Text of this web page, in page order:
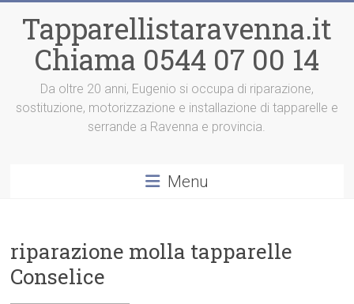
contenuto
Tapparellistaravenna.it
Chiama 0544 07 00 14
Da oltre 20 anni, Eugenio si occupa di riparazione,
sostituzione, motorizzazione e installazione di tapparelle e
serrande a Ravenna e provincia.
Menu
riparazione molla tapparelle
Conselice